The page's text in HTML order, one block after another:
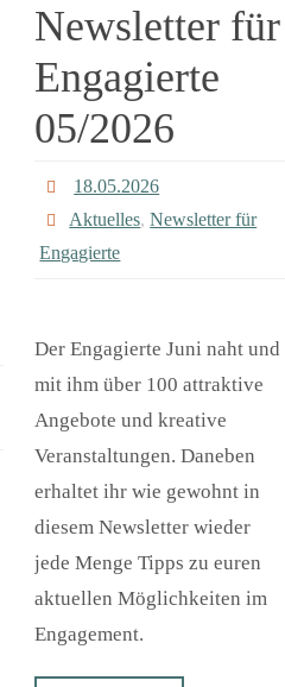
Newsletter für
Engagierte
05/2026
18.05.2026
Aktuelles,Newsletter für
Engagierte
Der Engagierte Juni naht und
mit ihm über 100 attraktive
Angebote und kreative
Veranstaltungen. Daneben
erhaltet ihr wie gewohnt in
diesem Newsletter wieder
jede Menge Tipps zu euren
aktuellen Möglichkeiten im
Engagement.